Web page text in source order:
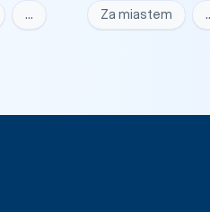
… Za miastem